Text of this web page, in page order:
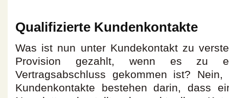
Qualifizierte Kundenkontakte
Was ist nun unter Kundekontakt zu
Provision gezahlt, wenn es zu
Vertragsabschluss gekommen ist? Nein,
Kundenkontakte bestehen darin, dass